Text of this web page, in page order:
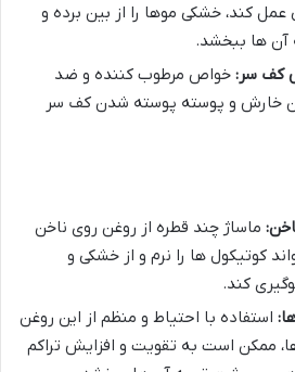
کند، خشکی موها را از بین برده و
آن ها ببخشد.
کف سر: خواص مرطوب کننده و ضد
خارش و پوسته پوسته شدن کف سر
ماساژ چند قطره از روغن روی ناخن
کوتیکول ها را نرم و از خشکی و
کند.
استفاده با احتیاط و منظم از این روغن
ممکن است به تقویت و افزایش تراکم